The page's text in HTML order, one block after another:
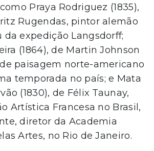
Praya Rodriguez (1835),
Rugendas, pintor alemão
expedição Langsdorff;
(1864), de Martin Johnson
paisagem norte-americano
temporada no país; e Mata
(1830), de Félix Taunay,
Artística Francesa no Brasil,
diretor da Academia
Artes, no Rio de Janeiro.